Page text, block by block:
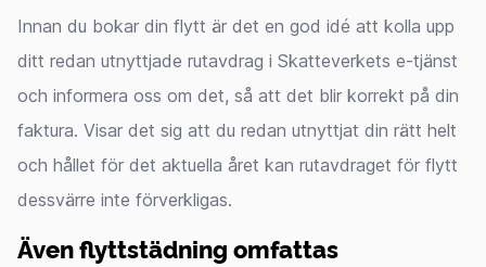
Innan du bokar din flytt är det en god idé att kolla upp
ditt redan utnyttjade rutavdrag i Skatteverkets e-tjänst
och informera oss om det, så att det blir korrekt på din
faktura. Visar det sig att du redan utnyttjat din rätt helt
och hållet för det aktuella året kan rutavdraget för flytt
dessvärre inte förverkligas.
Även flyttstädning omfattas